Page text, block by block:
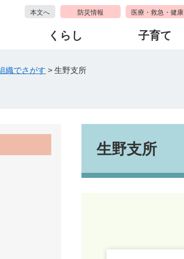
本文へ 防災情報 医療・救急・健康
くらし 子育て
織でさがす > 生野支所
生野支所